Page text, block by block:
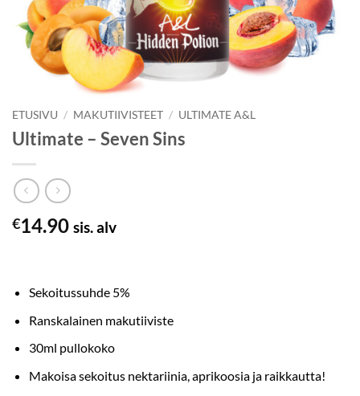
ETUSIVU / MAKUTIIVISTEET / ULTIMATE A&L
Ultimate – Seven Sins
€14.90 sis. alv
Sekoitussuhde 5%
Ranskalainen makutiiviste
30ml pullokoko
Makoisa sekoitus nektariinia, aprikoosia ja raikkautta!